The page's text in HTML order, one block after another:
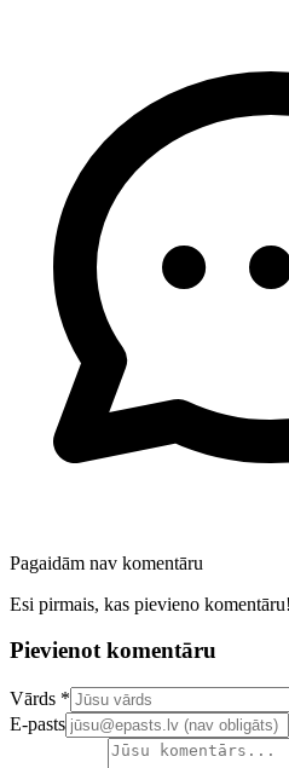
Pagaidām nav komentāru
Esi pirmais, kas pievieno komentāru!
Pievienot komentāru
Confirm your email address
Vārds *
E-pasts